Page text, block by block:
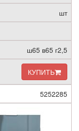
шт
ш65 в65 г2,5
КУПИТЬ
5252285